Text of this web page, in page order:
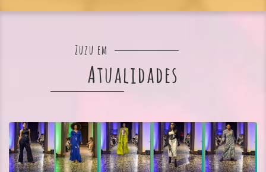
Zuzu em
Atualidades